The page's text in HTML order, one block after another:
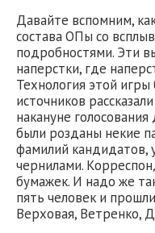
Давайте вспомним,
состава ОПы со
подробностями. Эти
наперстки, где
Технология этой игры
источников
накануне
были розданы некие
фамилий кандидатов,
чернилами.
бумажек. И надо же
пять человек и
Верховая, Ветренко,